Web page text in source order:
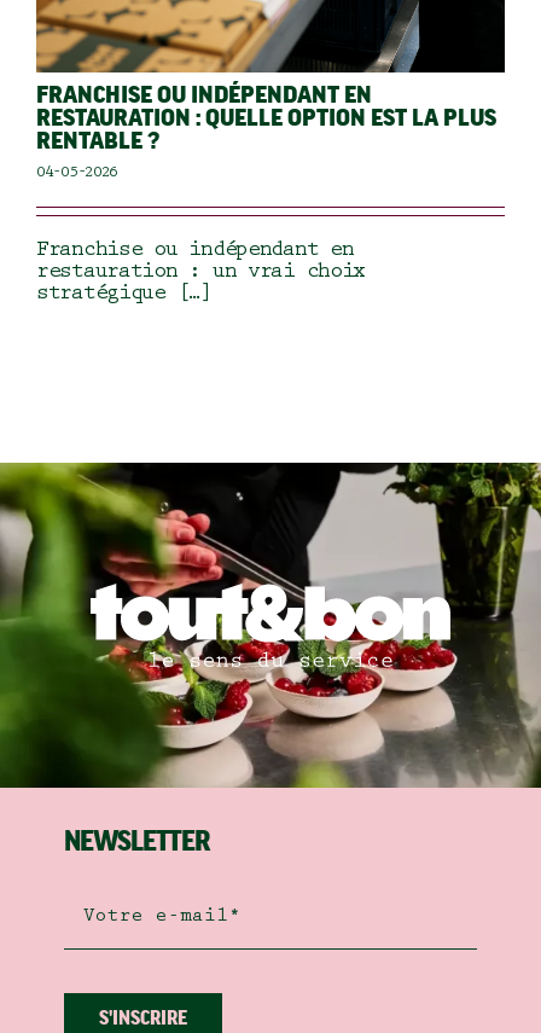
FRANCHISE OU INDÉPENDANT EN
RESTAURATION : QUELLE OPTION EST LA PLUS
RENTABLE ?
04-05-2026
Franchise ou indépendant en
restauration : un vrai choix
stratégique […]
NEWSLETTER
S'INSCRIRE